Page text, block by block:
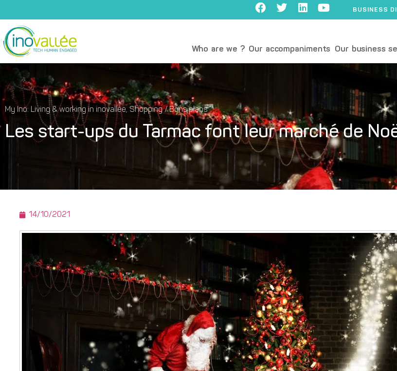
BUSINESS
Who are we ? Our accompaniments Our business
My Ino: Living & working in inovallée,Shopping / Bons plans
Les start-ups du Tarmac font leur marché de
14/10/2021